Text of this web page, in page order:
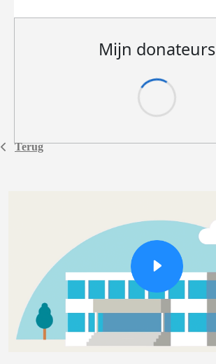
Terug
Mijn donateurs